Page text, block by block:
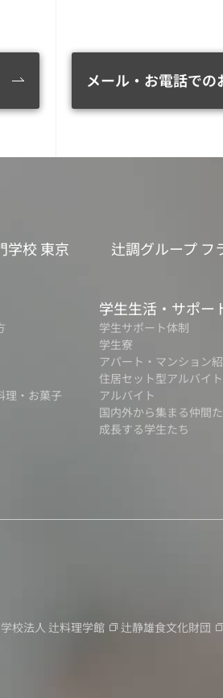
メール・お電話での
学校 東京
辻調グループ フ
理・お菓子
学生生活・サポー
学生サポート体制
学生寮
アパート・マンション
住居セット型アルバイト
アルバイト
国内外から集まる仲間
成長する学生たち
学校法人 辻料理学館 辻静雄食文化財団